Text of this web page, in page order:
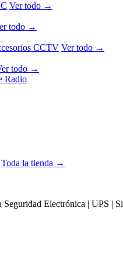
Ver todo →
todo →
CCTV Ver todo →
todo →
Radio
Toda la tienda →
Electrónica | UPS |